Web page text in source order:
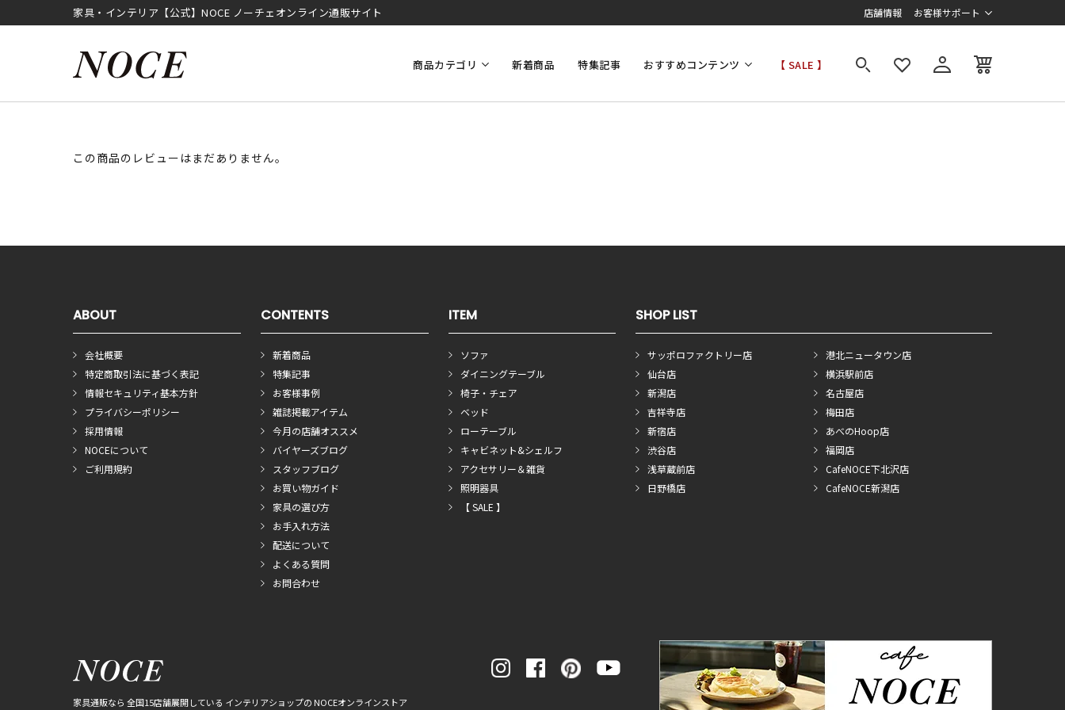
家具・インテリア【公式】NOCE ノーチェオンライン通販サイト 店舗情報 お客様サポート
商品カテゴリ 新着商品 特集記事 おすすめコンテンツ 【 SALE 】
この商品のレビューはまだありません。
ABOUT
会社概要
特定商取引法に基づく表記
情報セキュリティ基本方針
プライバシーポリシー
採用情報
NOCEについて
ご利用規約
CONTENTS
新着商品
特集記事
お客様事例
雑誌掲載アイテム
今月の店舗オススメ
バイヤーズブログ
スタッフブログ
お買い物ガイド
家具の選び方
お手入れ方法
配送について
よくある質問
お問合わせ
ITEM
ソファ
ダイニングテーブル
椅子・チェア
ベッド
ローテーブル
キャビネット&シェルフ
アクセサリー＆雑貨
照明器具
【 SALE 】
SHOP LIST
サッポロファクトリー店
仙台店
新潟店
吉祥寺店
新宿店
渋谷店
浅草蔵前店
日野橋店
港北ニュータウン店
横浜駅前店
名古屋店
梅田店
あべのHoop店
福岡店
CafeNOCE下北沢店
CafeNOCE新潟店
家具通販なら 全国15店舗展開している インテリアショップの NOCEオンラインストア